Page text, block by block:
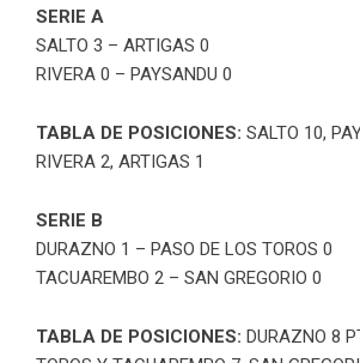
SERIE A
SALTO 3 – ARTIGAS 0
RIVERA 0 – PAYSANDU 0
TABLA DE POSICIONES: SALTO 10,
RIVERA 2, ARTIGAS 1
SERIE B
DURAZNO 1 – PASO DE LOS TOROS 0
TACUAREMBO 2 – SAN GREGORIO 0
TABLA DE POSICIONES: DURAZNO 8